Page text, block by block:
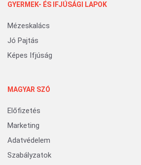
GYERMEK- ÉS IFJÚSÁGI LAPOK
Mézeskalács
Jó Pajtás
Képes Ifjúság
MAGYAR SZÓ
Előfizetés
Marketing
Adatvédelem
Szabályzatok